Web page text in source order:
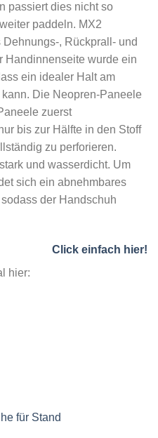
passiert dies nicht so
paddeln. MX2
, Rückprall- und
Handinnenseite wurde ein
ein idealer Halt am
Die Neopren-Paneele
zuerst
bis zur Hälfte in den Stoff
zu perforieren.
und wasserdicht. Um
sich ein abnehmbares
der Handschuh
Click einfach hier!
hier: